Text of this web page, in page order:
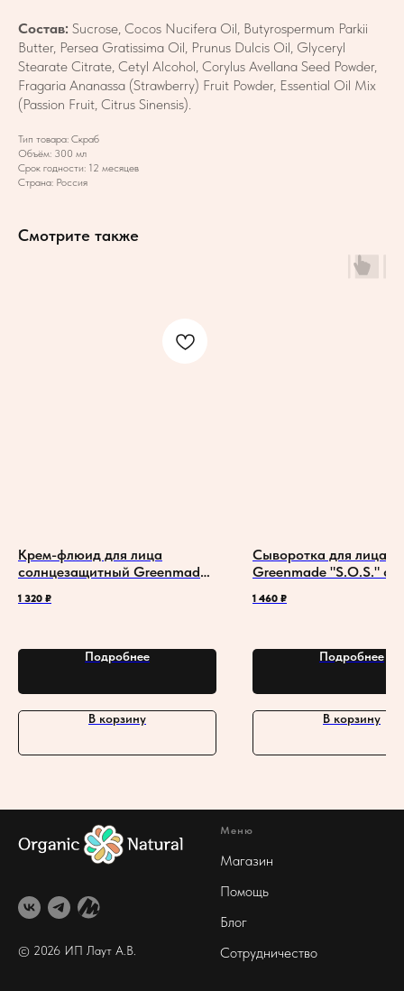
Состав: Sucrose, Cocos Nucifera Oil, Butyrospermum Parkii
Butter, Persea Gratissima Oil, Prunus Dulcis Oil, Glyceryl
Stearate Citrate, Cetyl Alcohol, Corylus Avellana Seed Powder,
Fragaria Ananassa (Strawberry) Fruit Powder, Essential Oil Mix
(Passion Fruit, Citrus Sinensis).
Тип товара: Скраб
Объём: 300 мл
Срок годности: 12 месяцев
Страна: Россия
Смотрите также
Крем-флюид для лица
солнцезащитный Greenmade
арбутином
1 320 ₽
Подробнее
В корзину
Сыворотка для лица
Greenmade "S.O.S." с
1 460 ₽
Подробнее
В корзину
© 2026 ИП Лаут А.В.
Меню
Магазин
Помощь
Блог
Сотрудничество